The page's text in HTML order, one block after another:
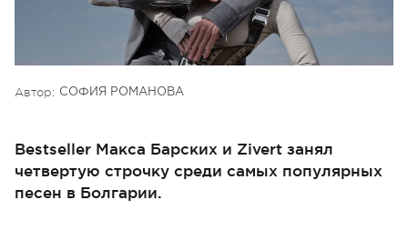
Автор: СОФИЯ РОМАНОВА
Bestseller Макса Барских и Zivert занял
четвертую строчку среди самых популярных
песен в Болгарии.